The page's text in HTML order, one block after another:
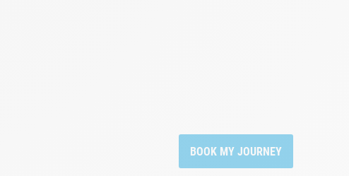
BOOK MY JOURNEY